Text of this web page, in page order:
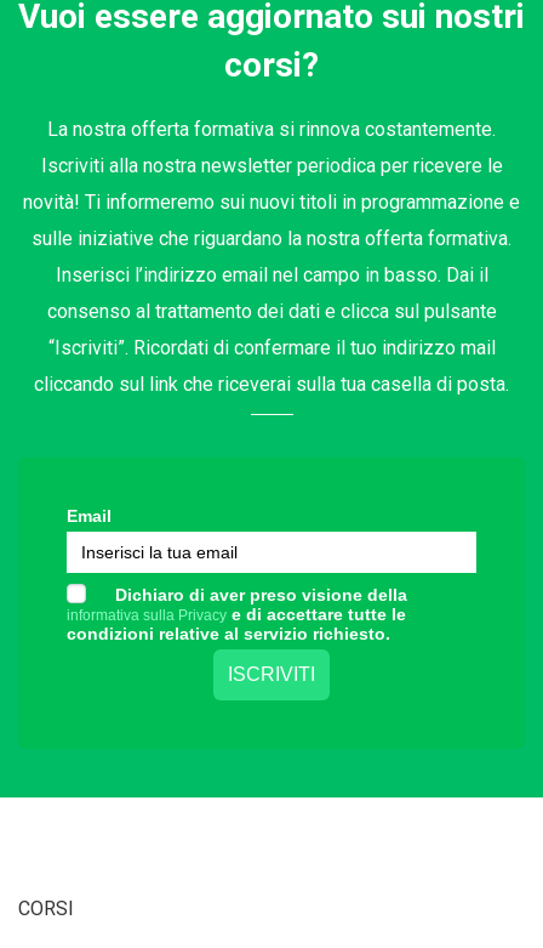
Vuoi essere aggiornato sui nostri
corsi?
La nostra offerta formativa si rinnova costantemente.
Iscriviti alla nostra newsletter periodica per ricevere le
novità! Ti informeremo sui nuovi titoli in programmazione e
sulle iniziative che riguardano la nostra offerta formativa.
Inserisci l’indirizzo email nel campo in basso. Dai il
consenso al trattamento dei dati e clicca sul pulsante
“Iscriviti”. Ricordati di confermare il tuo indirizzo mail
cliccando sul link che riceverai sulla tua casella di posta.
Email
Dichiaro di aver preso visione della
informativa sulla Privacy e di accettare tutte le
condizioni relative al servizio richiesto.
CORSI